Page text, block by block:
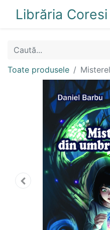
Librăria Coresi
Toate produsele